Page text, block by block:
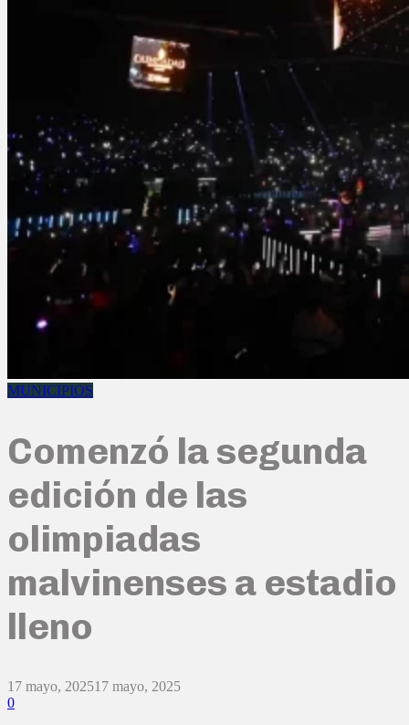
MUNICIPIOS
Comenzó la segunda
edición de las
olimpiadas
malvinenses a estadio
lleno
17 mayo, 202517 mayo, 2025
0